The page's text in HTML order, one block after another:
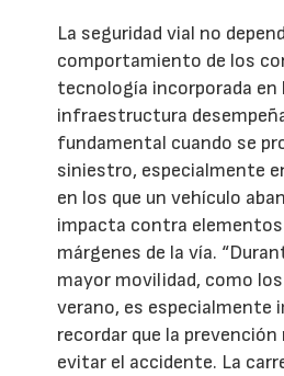
La seguridad vial no
comportamiento de los
tecnología incorporada en
infraestructura
fundamental cuando se
siniestro, especialmente
en los que un vehículo
impacta contra
márgenes de la vía.
mayor movilidad, como
verano, es especialmente
recordar que la
evitar el accidente. La